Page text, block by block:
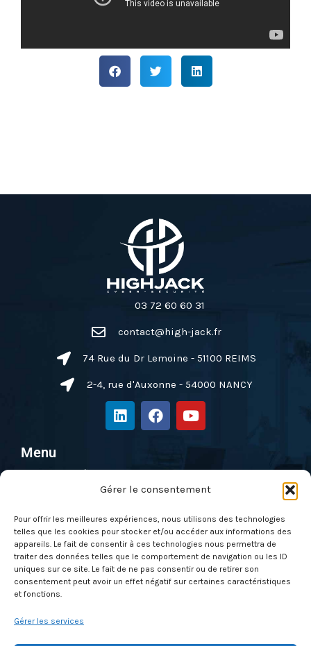
Gérer le consentement
Pour offrir les meilleures expériences, nous utilisons des technologies
telles que les cookies pour stocker et/ou accéder aux informations des
appareils. Le fait de consentir à ces technologies nous permettra de
traiter des données telles que le comportement de navigation ou les ID
uniques sur ce site. Le fait de ne pas consentir ou de retirer son
consentement peut avoir un effet négatif sur certaines caractéristiques
et fonctions.
Gérer les services
03 72 60 60 31
contact@high-jack.fr
74 Rue du Dr Lemoine - 51100 REIMS
2-4, rue d'Auxonne - 54000 NANCY
L
i
n
i
F
a
c
o
Y
o
u
t
e
Menu
Formations
Nos évènements
Qui sommes-nous ?
Actus
Contactez-nous